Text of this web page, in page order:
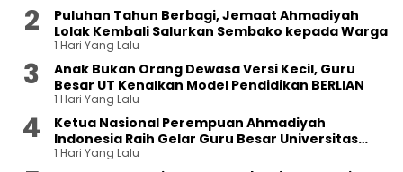
Puluhan Tahun Berbagi, Jemaat Ahmadiyah
Lolak Kembali Salurkan Sembako kepada Warga
1 Hari Yang Lalu
Anak Bukan Orang Dewasa Versi Kecil, Guru
Besar UT Kenalkan Model Pendidikan BERLIAN
1 Hari Yang Lalu
Ketua Nasional Perempuan Ahmadiyah
Indonesia Raih Gelar Guru Besar Universitas
Terbuka
1 Hari Yang Lalu